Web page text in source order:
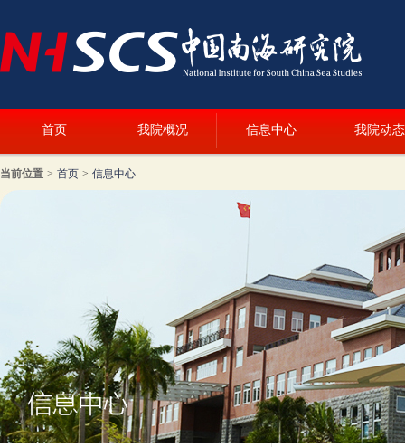
首页 我院概况 信息中心 我院动态
当前位置 > 首页 > 信息中心